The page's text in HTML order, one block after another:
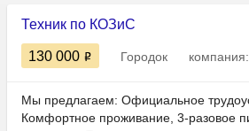
Техник по КОЗиС
130 000 Городок компания:
Мы предлагаем: Официальное
Комфортное проживание, 3-разовое